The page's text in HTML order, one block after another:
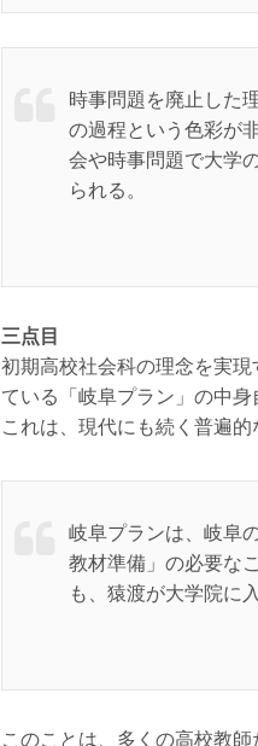
時事問題を廃止した
の過程という色彩が
会や時事問題で大学
られる。
三点目
初期高校社会科の理念を実
ている「岐阜プラン」の中
これは、現代にも続く普遍的
岐阜プランは、岐阜
教材準備」の必要な
も、猿渡が大学院に
このことは、多くの高校教